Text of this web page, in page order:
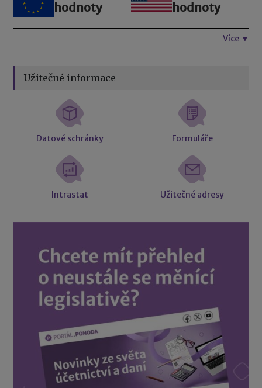
hodnoty
hodnoty
Více ▼
Užitečné informace
Datové schránky Formuláře
Intrastat Užitečné adresy